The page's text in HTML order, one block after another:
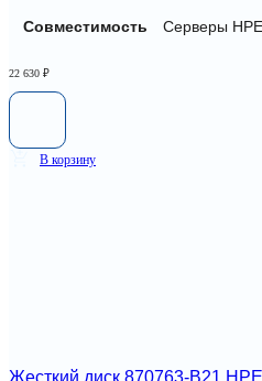
Совместимость Серверы
22 630 ₽
В корзину
Жесткий диск 870763-B21